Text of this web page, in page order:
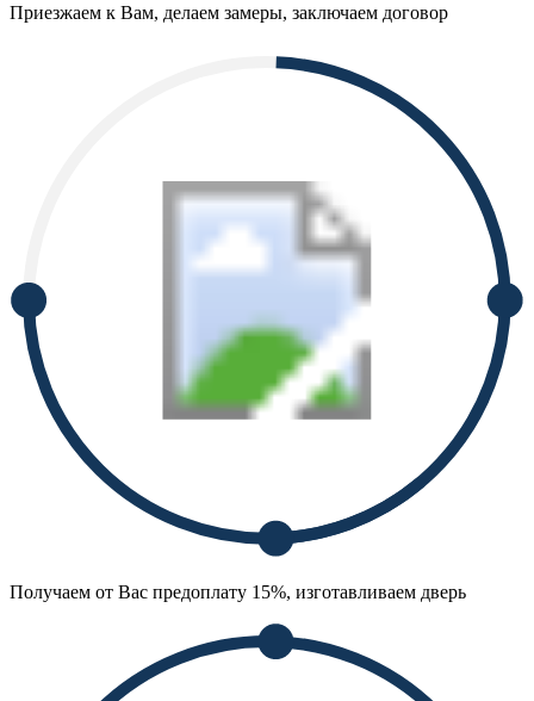
Приезжаем к Вам, делаем замеры, заключаем договор
Получаем от Вас предоплату 15%, изготавливаем дверь